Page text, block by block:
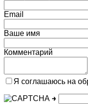
Email
Ваше имя
Комментарий
Я соглашаюсь на
→